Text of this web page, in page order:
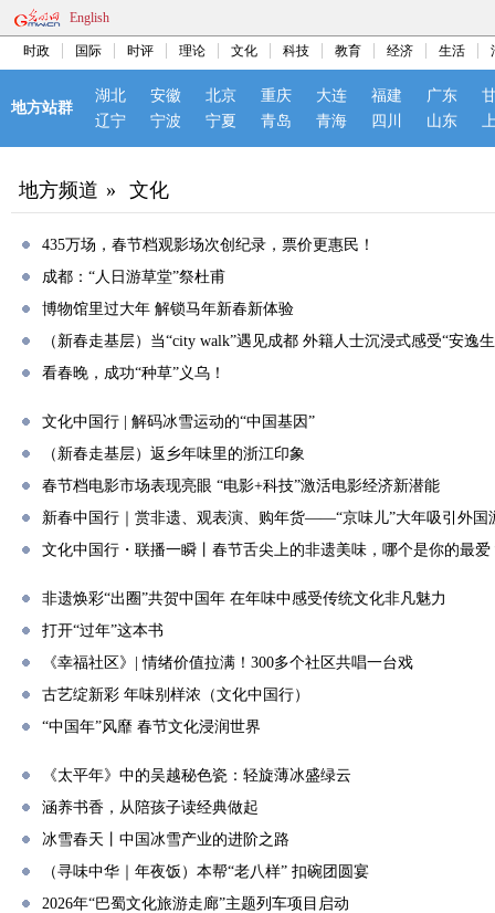
English
时政 国际 时评 理论 文化 科技 教育 经济 生活
地方站群
湖北 安徽 北京 重庆 大连 福建 广东
辽宁
宁波 宁夏 青岛 青海 四川 山东
地方频道 » 文化
435万场，春节档观影场次创纪录，票价更惠民！
成都：“人日游草堂”祭杜甫
博物馆里过大年 解锁马年新春新体验
（新春走基层）当“city walk”遇见成都 外籍人士沉浸式感受“安逸
看春晚，成功“种草”义乌！
文化中国行 | 解码冰雪运动的“中国基因”
（新春走基层）返乡年味里的浙江印象
春节档电影市场表现亮眼 “电影+科技”激活电影经济新潜能
新春中国行｜赏非遗、观表演、购年货——“京味儿”大年吸引外国
文化中国行・联播一瞬丨春节舌尖上的非遗美味，哪个是你的最爱
非遗焕彩“出圈”共贺中国年 在年味中感受传统文化非凡魅力
打开“过年”这本书
《幸福社区》| 情绪价值拉满！300多个社区共唱一台戏
古艺绽新彩 年味别样浓（文化中国行）
“中国年”风靡 春节文化浸润世界
《太平年》中的吴越秘色瓷：轻旋薄冰盛绿云
涵养书香，从陪孩子读经典做起
冰雪春天丨中国冰雪产业的进阶之路
（寻味中华｜年夜饭）本帮“老八样” 扣碗团圆宴
2026年“巴蜀文化旅游走廊”主题列车项目启动